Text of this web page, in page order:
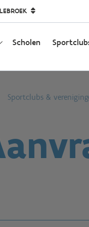
Scholen
Sportclubs &